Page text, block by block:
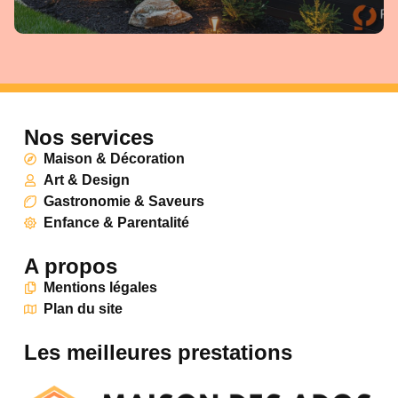
Nos services
Maison & Décoration
Art & Design
Gastronomie & Saveurs
Enfance & Parentalité
A propos
Mentions légales
Plan du site
Les meilleures prestations